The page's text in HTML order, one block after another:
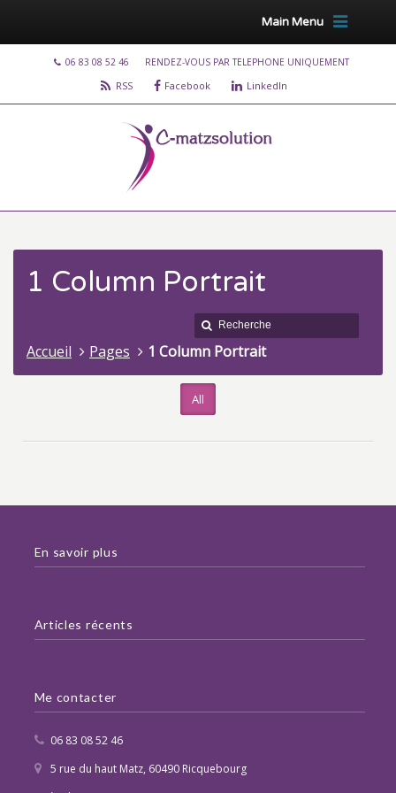
Main Menu
06 83 08 52 46 RENDEZ-VOUS PAR TELEPHONE UNIQUEMENT
RSS Facebook LinkedIn
1 Column Portrait
Accueil Pages 1 Column Portrait
All
En savoir plus
Articles récents
Me contacter
06 83 08 52 46
5 rue du haut Matz, 60490 Ricquebourg